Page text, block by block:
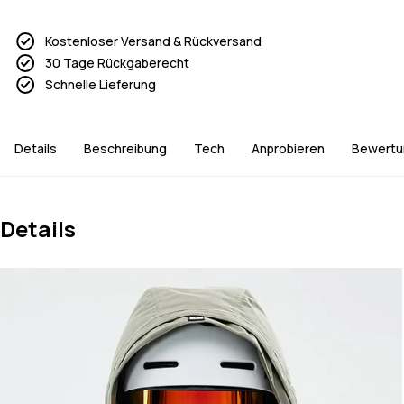
Kostenloser Versand & Rückversand
30 Tage Rückgaberecht
Schnelle Lieferung
Details Beschreibung Tech Anprobieren
Details